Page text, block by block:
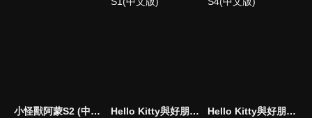
小怪獸阿蒙S2 (中文版) Hello Kitty與好朋友的超可愛大冒險S1(中文版) Hello Kitty與好朋友的超可愛大冒險S4(中文版)